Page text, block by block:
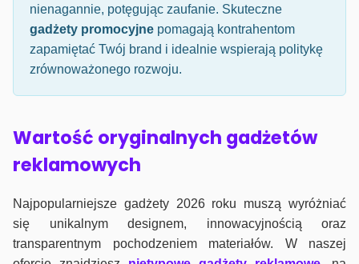
nienagannie, potęgując zaufanie. Skuteczne
gadżety promocyjne pomagają kontrahentom
zapamiętać Twój brand i idealnie wspierają politykę
zrównoważonego rozwoju.
Wartość oryginalnych gadżetów
reklamowych
Najpopularniejsze gadżety 2026 roku muszą wyróżniać
się unikalnym designem, innowacyjnością oraz
transparentnym pochodzeniem materiałów. W naszej